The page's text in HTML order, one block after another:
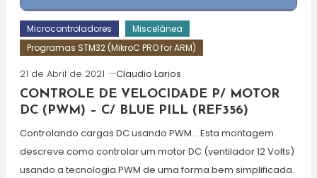
Microcontroladores
Miscelânea
Programas STM32 (MikroC PRO for ARM)
21 de Abril de 2021
Claudio Larios
CONTROLE DE VELOCIDADE P/ MOTOR
DC (PWM) – C/ BLUE PILL (REF356)
Controlando cargas DC usando PWM… Esta montagem
descreve como controlar um motor DC (ventilador 12 Volts)
usando a tecnologia PWM de uma forma bem simplificada.